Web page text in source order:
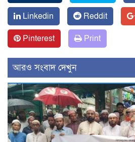
Linkedin
Reddit
Pinterest
Print
আরও সংবাদ দেখুন